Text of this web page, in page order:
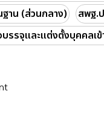
าน (ส่วนกลาง)
สพฐ.
จุและแต่งตั้งบุคคลเข้